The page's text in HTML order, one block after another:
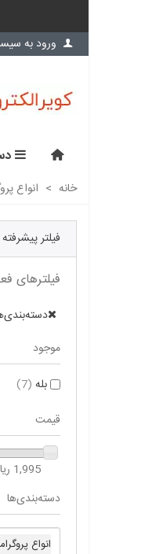
ورود به
خانه > انواع
فیلتر پیشرفته
فیلترهای
موجود
بله (7)
قیمت
1,995 ریال - 160,917,000 ریال
دسته‌بندی‌ها
انواع